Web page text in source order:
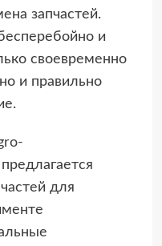
запчастей.
и
своевременно
и правильно
предлагается
для